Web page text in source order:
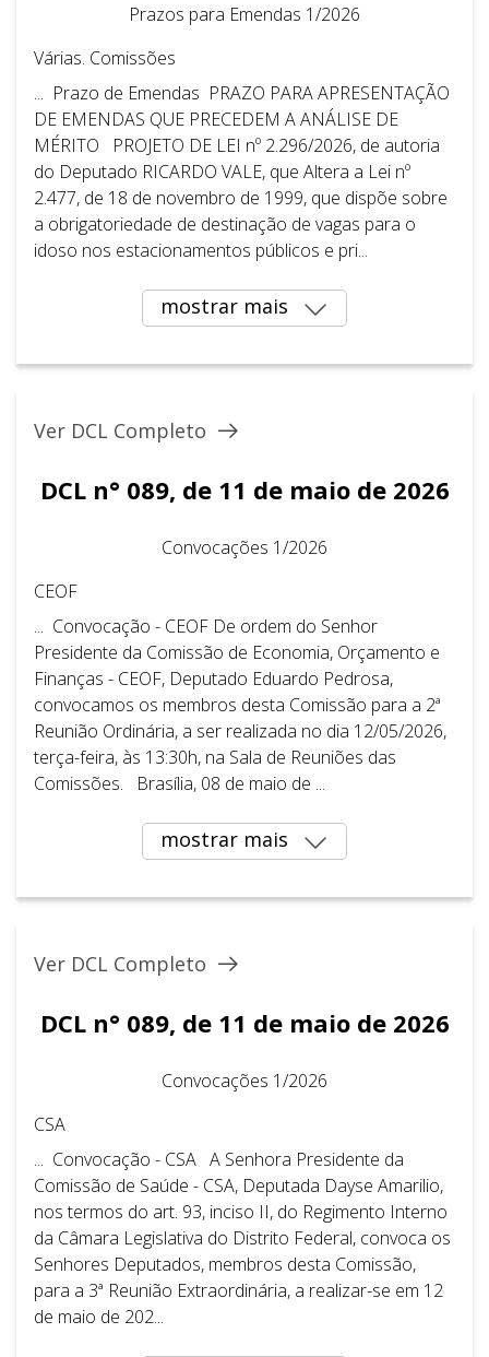
Prazos para Emendas 1/2026
Várias. Comissões
... Prazo de Emendas PRAZO PARA APRESENTAÇÃO
DE EMENDAS QUE PRECEDEM A ANÁLISE DE
MÉRITO PROJETO DE LEI nº 2.296/2026, de autoria
do Deputado RICARDO VALE, que Altera a Lei nº
2.477, de 18 de novembro de 1999, que dispõe sobre
a obrigatoriedade de destinação de vagas para o
idoso nos estacionamentos públicos e pri...
mostrar mais
Ver DCL Completo
DCL n° 089, de 11 de maio de 2026
Convocações 1/2026
CEOF
... Convocação - CEOF De ordem do Senhor
Presidente da Comissão de Economia, Orçamento e
Finanças - CEOF, Deputado Eduardo Pedrosa,
convocamos os membros desta Comissão para a 2ª
Reunião Ordinária, a ser realizada no dia 12/05/2026,
terça-feira, às 13:30h, na Sala de Reuniões das
Comissões. Brasília, 08 de maio de ...
mostrar mais
Ver DCL Completo
DCL n° 089, de 11 de maio de 2026
Convocações 1/2026
CSA
... Convocação - CSA A Senhora Presidente da
Comissão de Saúde - CSA, Deputada Dayse Amarilio,
nos termos do art. 93, inciso II, do Regimento Interno
da Câmara Legislativa do Distrito Federal, convoca os
Senhores Deputados, membros desta Comissão,
para a 3ª Reunião Extraordinária, a realizar-se em 12
de maio de 202...